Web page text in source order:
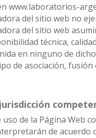
www.laboratorios-
del sitio web no
del sitio web
técnica,
en ninguno de
de asociación,
de la Página Web
de acuerdo